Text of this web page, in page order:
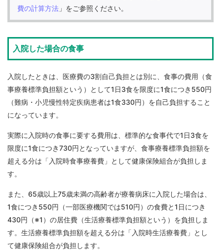
費の計算方法 」をご参照ください。
入院した場合の食事
入院したときは、医療費の3割自己負担とは別に、食事の費用（食
事療養標準負担額という）として1日3食を限度に1食につき550円
（難病・小児慢性特定疾病患者は1食330円）を自己負担すること
になっています。
実際に入院時の食事に要する費用は、標準的な食事代で1日3食を
限度に1食につき730円となっていますが、食事療養標準負担額を
超える分は「入院時食事療養費」として健康保険組合が負担しま
す。
また、65歳以上75歳未満の高齢者が療養病床に入院した場合は、
1食につき550円（一部医療機関では510円）の食費と1日につき
430円（※1）の居住費（生活療養標準負担額という）を負担しま
す。生活療養標準負担額を超える分は「入院時生活療養費」とし
て健康保険組合が負担します。